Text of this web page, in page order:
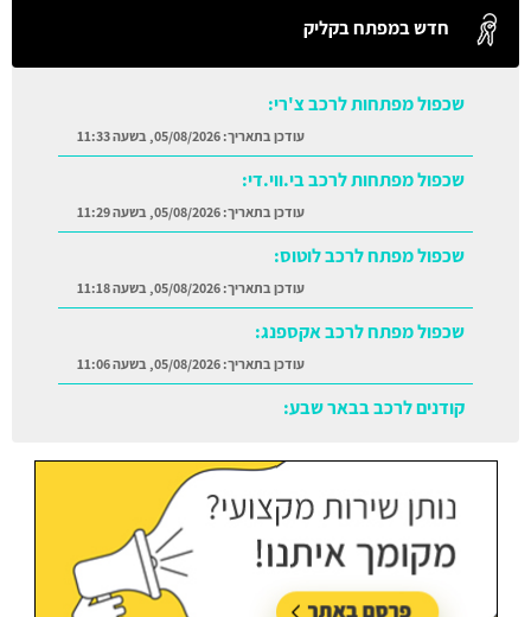
חדש במפתח בקליק
שכפול מפתחות לרכב צ'רי:
עודכן בתאריך:05/08/2026, בשעה 11:33
שכפול מפתחות לרכב בי.ווי.די:
עודכן בתאריך:05/08/2026, בשעה 11:29
שכפול מפתח לרכב לוטוס:
עודכן בתאריך:05/08/2026, בשעה 11:18
שכפול מפתח לרכב אקספנג:
עודכן בתאריך:05/08/2026, בשעה 11:06
קודנים לרכב בבאר שבע: